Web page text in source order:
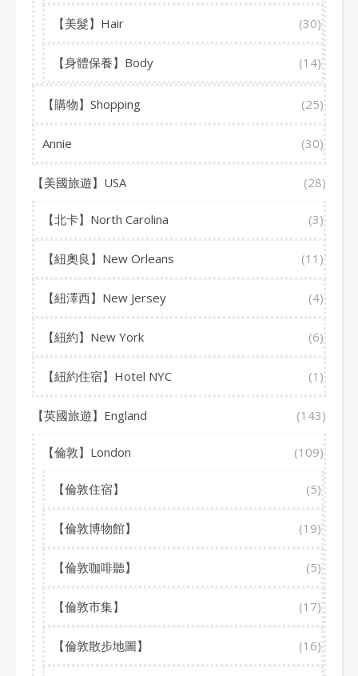
【美髮】Hair (30)
【身體保養】Body (14)
【購物】Shopping (25)
Annie (30)
【美國旅遊】USA (28)
【北卡】North Carolina (3)
【紐奧良】New Orleans (11)
【紐澤西】New Jersey (4)
【紐約】New York (6)
【紐約住宿】Hotel NYC (1)
【英國旅遊】England (143)
【倫敦】London (109)
【倫敦住宿】 (5)
【倫敦博物館】 (19)
【倫敦咖啡聽】 (5)
【倫敦市集】 (17)
【倫敦散步地圖】 (16)